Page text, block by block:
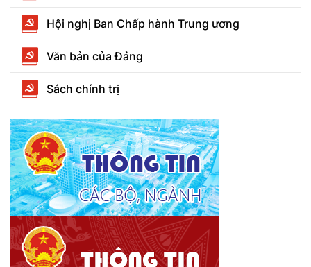
Hội nghị Ban Chấp hành Trung ương
Văn bản của Đảng
Sách chính trị